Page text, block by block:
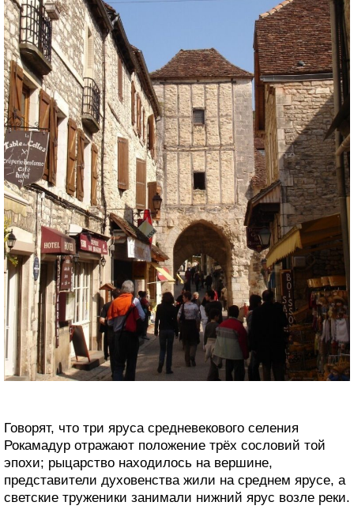
Говорят, что три яруса средневекового селения
Рокамадур отражают положение трёх сословий той
эпохи; рыцарство находилось на вершине,
представители духовенства жили на среднем ярусе, а
светские труженики занимали нижний ярус возле реки.